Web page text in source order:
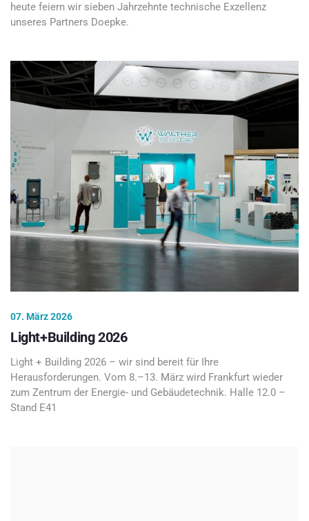
heute feiern wir sieben Jahrzehnte technische Exzellenz
unseres Partners Doepke.
07. März 2026
Light+Building 2026
Light + Building 2026 – wir sind bereit für Ihre
Herausforderungen. Vom 8.–13. März wird Frankfurt wieder
zum Zentrum der Energie- und Gebäudetechnik. Halle 12.0 –
Stand E41